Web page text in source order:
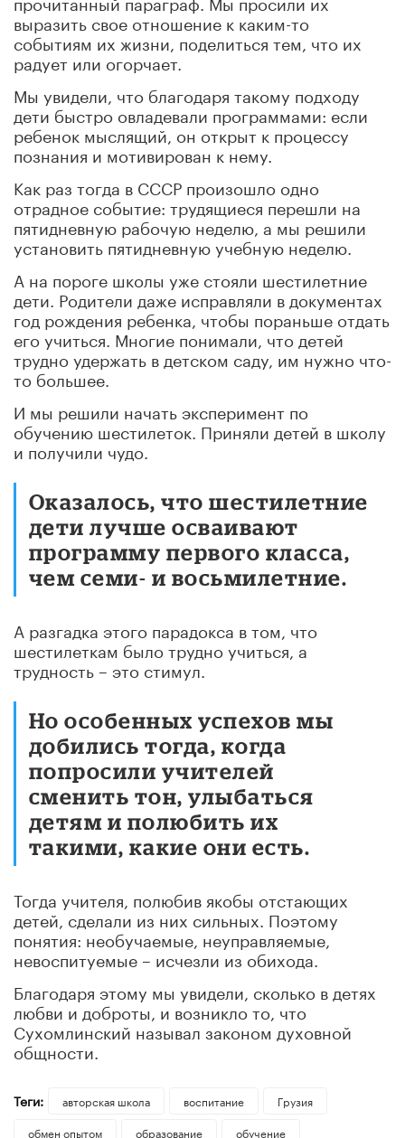
выразить свое отношение к каким-то
событиям их жизни, поделиться тем, что их
радует или огорчает.
Мы увидели, что благодаря такому подходу
дети быстро овладевали программами: если
ребенок мыслящий, он открыт к процессу
познания и мотивирован к нему.
Как раз тогда в СССР произошло одно
отрадное событие: трудящиеся перешли на
пятидневную рабочую неделю, а мы решили
установить пятидневную учебную неделю.
А на пороге школы уже стояли шестилетние
дети. Родители даже исправляли в документах
год рождения ребенка, чтобы пораньше отдать
его учиться. Многие понимали, что детей
трудно удержать в детском саду, им нужно что-
то большее.
И мы решили начать эксперимент по
обучению шестилеток. Приняли детей в школу
и получили чудо.
Оказалось, что шестилетние
дети лучше осваивают
программу первого класса,
чем семи- и восьмилетние.
А разгадка этого парадокса в том, что
шестилеткам было трудно учиться, а
трудность – это стимул.
Но особенных успехов мы
добились тогда, когда
попросили учителей
сменить тон, улыбаться
детям и полюбить их
такими, какие они есть.
Тогда учителя, полюбив якобы отстающих
детей, сделали из них сильных. Поэтому
понятия: необучаемые, неуправляемые,
невоспитуемые – исчезли из обихода.
Благодаря этому мы увидели, сколько в детях
любви и доброты, и возникло то, что
Сухомлинский называл законом духовной
общности.
Теги: авторская школа воспитание
Грузия
обмен опытом
образование обучение